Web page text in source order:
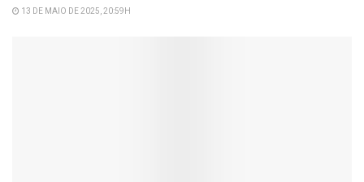
13 DE MAIO DE 2025, 20:59H